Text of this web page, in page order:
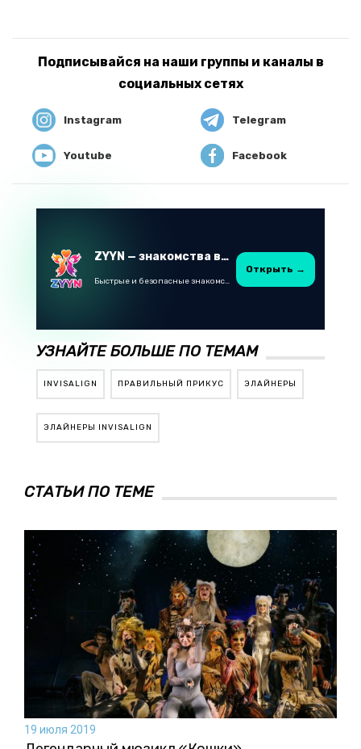
Подписывайся на наши группы и каналы в
социальных сетях
Instagram Telegram
Youtube Facebook
ZYYN — знакомства в Казахстане
Быстрые и безопасные знакомства в Telegram
Открыть →
УЗНАЙТЕ БОЛЬШЕ ПО ТЕМАМ
INVISALIGN ПРАВИЛЬНЫЙ ПРИКУС ЭЛАЙНЕРЫ
ЭЛАЙНЕРЫ INVISALIGN
СТАТЬИ ПО ТЕМЕ
19 июля 2019